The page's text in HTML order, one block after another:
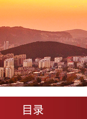
目录